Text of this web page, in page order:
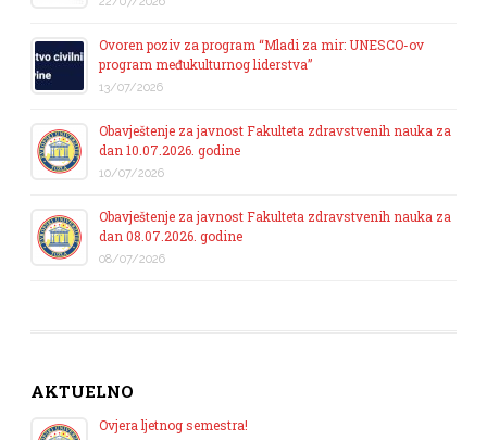
Ovoren poziv za program “Mladi za mir: UNESCO-ov
program međukulturnog liderstva”
13/07/2026
Obavještenje za javnost Fakulteta zdravstvenih nauka za
dan 10.07.2026. godine
10/07/2026
Obavještenje za javnost Fakulteta zdravstvenih nauka za
dan 08.07.2026. godine
08/07/2026
AKTUELNO
Ovjera ljetnog semestra!